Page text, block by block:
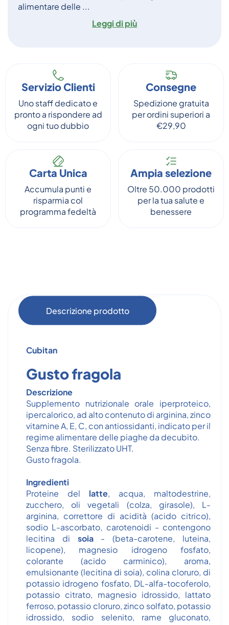
alimentare delle ...
Leggi di più
Servizio Clienti
Uno staff dedicato e
pronto a rispondere ad
ogni tuo dubbio
Consegne
Spedizione gratuita
per ordini superiori a
€29,90
Carta Unica
Accumula punti e
risparmia col
programma fedeltà
Ampia selezione
Oltre 50.000 prodotti
per la tua salute e
benessere
Descrizione prodotto
Cubitan
Gusto fragola
Descrizione
Supplemento nutrizionale orale iperproteico,
ipercalorico, ad alto contenuto di arginina, zinco
vitamine A, E, C, con antiossidanti, indicato per il
regime alimentare delle piaghe da decubito.
Senza fibre. Sterilizzato UHT.
Gusto fragola.
Ingredienti
Proteine del latte, acqua, maltodestrine,
zucchero, oli vegetali (colza, girasole), L-
arginina, correttore di acidità (acido citrico),
sodio L-ascorbato, carotenoidi - contengono
lecitina di soia- (beta-carotene, luteina,
licopene), magnesio idrogeno fosfato,
colorante (acido carminico), aroma,
emulsionante (lecitina di soia), colina cloruro, di
potassio idrogeno fosfato, DL-alfa-tocoferolo,
potassio citrato, magnesio idrossido, lattato
ferroso, potassio cloruro, zinco solfato, potassio
idrossido, sodio selenito, rame gluconato,